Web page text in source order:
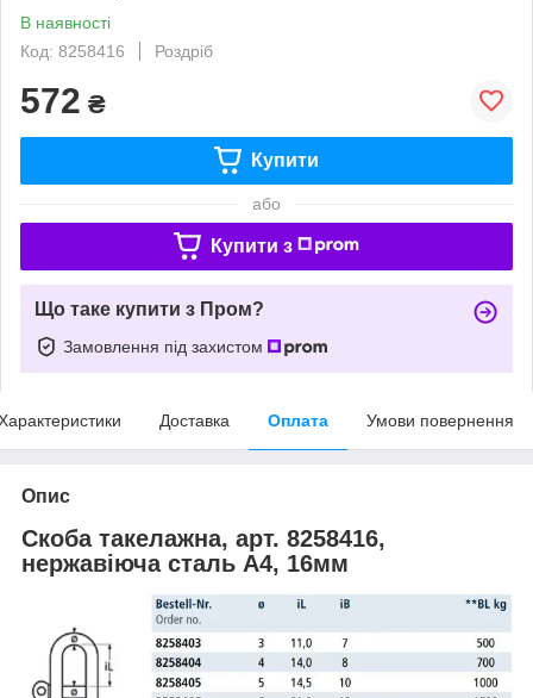
В наявності
Код: 8258416
Роздріб
572 ₴
Купити
або
Купити з
Що таке купити з Пром?
Замовлення під захистом
Доставка Оплата Умови повернення
Опис
Скоба такелажна, арт. 8258416,
нержавіюча сталь А4, 16мм